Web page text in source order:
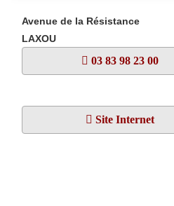
Avenue de la Résistance
LAXOU
03 83 98 23 00
Site Internet